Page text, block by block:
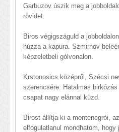
Garbuzov úszik meg a
rövidet.
Biros végigszáguld a
húzza a kapura. Szmirnov
képzeletbeli gólvonalon.
Krstonosics középről, Szécsi
szerencsére. Hatalmas
csapat nagy elánnal küzd.
Birost állítja ki a montenegrói,
elfogulatlanul mondhatom, hogy